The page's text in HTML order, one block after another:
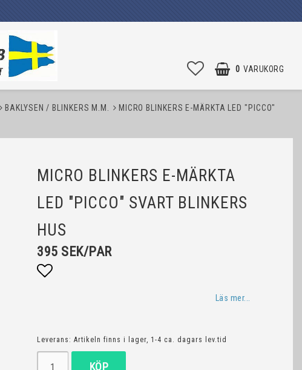
0 VARUKORG
BAKLYSEN / BLINKERS M.M.
MICRO BLINKERS E-MÄRKTA LED "PICCO"
MICRO BLINKERS E-MÄRKTA
LED "PICCO" SVART BLINKERS
HUS
395 SEK/PAR
Läs mer...
Leverans:Artikeln finns i lager, 1-4 ca. dagars lev.tid
KÖP